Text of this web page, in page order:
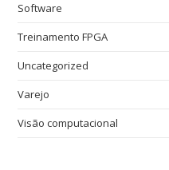
Software
Treinamento FPGA
Uncategorized
Varejo
Visão computacional